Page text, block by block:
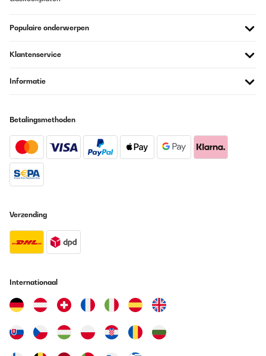
Populaire onderwerpen
Klantenservice
Informatie
Betalingsmethoden
Verzending
Internationaal